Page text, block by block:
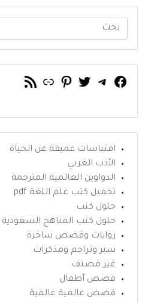
فيسبوك
تيليجرام
تويتربينتريست
رابطخلاصة RSS
اقتباسات عميقة عن الحياة
الأدب العربي
الدواوين العالمية المترجمة
تحميل كتب علم اللغة pdf
حلول كتب
حلول كتب المناهج السعودية
روايات وقصص ساخرة
سير وتراجم ومذكرات
غير مصنف
قصص أطفال
قصص عالمية عالمية